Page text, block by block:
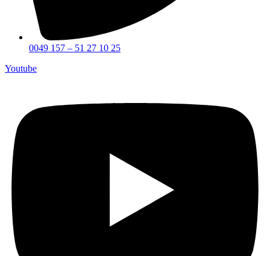
0049 157 – 51 27 10 25
Youtube